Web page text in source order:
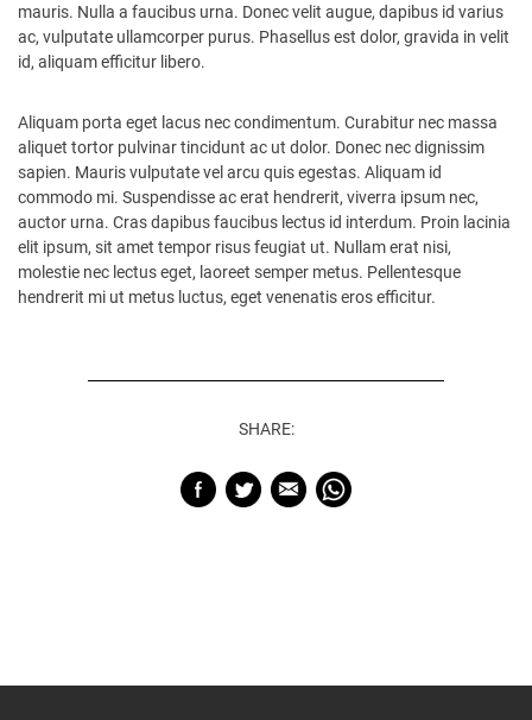
mauris. Nulla a faucibus urna. Donec velit augue, dapibus id varius
ac, vulputate ullamcorper purus. Phasellus est dolor, gravida in velit
id, aliquam efficitur libero.
Aliquam porta eget lacus nec condimentum. Curabitur nec massa
aliquet tortor pulvinar tincidunt ac ut dolor. Donec nec dignissim
sapien. Mauris vulputate vel arcu quis egestas. Aliquam id
commodo mi. Suspendisse ac erat hendrerit, viverra ipsum nec,
auctor urna. Cras dapibus faucibus lectus id interdum. Proin lacinia
elit ipsum, sit amet tempor risus feugiat ut. Nullam erat nisi,
molestie nec lectus eget, laoreet semper metus. Pellentesque
hendrerit mi ut metus luctus, eget venenatis eros efficitur.
SHARE: